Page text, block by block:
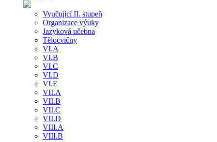
Vyučující II. stupeň
Organizace výuky
Jazyková učebna
Tělocvičny
VI.A
VI.B
VI.C
VI.D
VI.E
VII.A
VII.B
VII.C
VII.D
VIII.A
VIII.B